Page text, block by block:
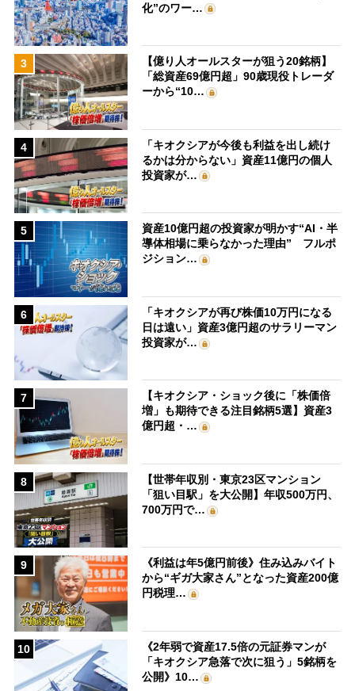
化”のワー…
3
【億り人オールスターが狙う20銘柄】
「総資産69億円超」90歳現役トレーダ
ーから“10…
4
「キオクシアが今後も利益を出し続け
るかは分からない」資産11億円の個人
投資家が…
5
資産10億円超の投資家が明かす“AI・半
導体相場に乗らなかった理由” フルポ
ジション…
6
「キオクシアが再び株価10万円になる
日は遠い」資産3億円超のサラリーマン
投資家が…
7
【キオクシア・ショック後に「株価倍
増」も期待できる注目銘柄5選】資産3
億円超・…
8
【世帯年収別・東京23区マンション
「狙い目駅」を大公開】年収500万円、
700万円で…
9
《利益は年5億円前後》住み込みバイト
から“ギガ大家さん”となった資産200億
円税理…
10
《2年弱で資産17.5倍の元証券マンが
「キオクシア急落で次に狙う」5銘柄を
公開》10…